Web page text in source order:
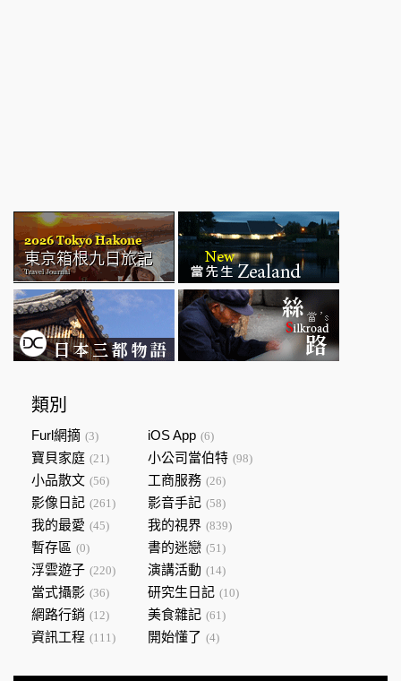
類別
Furl網摘 (3) iOS App (6)
寶貝家庭 (21) 小公司當伯特 (98)
小品散文 (56) 工商服務 (26)
影像日記 (261) 影音手記 (58)
我的最愛 (45) 我的視界 (839)
暫存區 (0) 書的迷戀 (51)
浮雲遊子 (220) 演講活動 (14)
當式攝影 (36) 研究生日記 (10)
網路行銷 (12) 美食雜記 (61)
資訊工程 (111) 開始懂了 (4)